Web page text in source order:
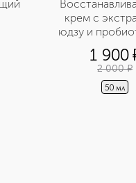
крем с
юдзу и
1 900
2 000 ¤
50 мл